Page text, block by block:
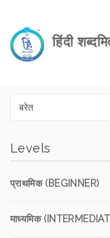
हिंदी
Levels
प्राथमिक (BEGINNER)
माध्यमिक